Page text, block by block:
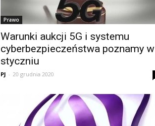
Prawo
Warunki aukcji 5G i systemu
cyberbezpieczeństwa poznamy w
styczniu
PJ - 20 grudnia 2020